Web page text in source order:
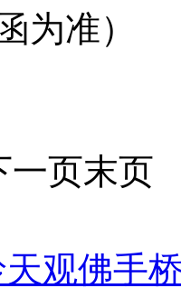
为准）
一页末页
天观佛手